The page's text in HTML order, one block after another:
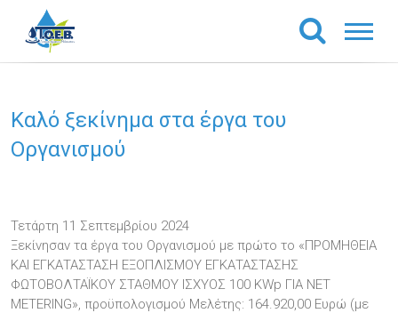
Καλό ξεκίνημα στα έργα του
Οργανισμού
Τετάρτη 11 Σεπτεμβρίου 2024
Ξεκίνησαν τα έργα του Οργανισμού με πρώτο το «ΠΡΟΜΗΘΕΙΑ
ΚΑΙ ΕΓΚΑΤΑΣΤΑΣΗ ΕΞΟΠΛΙΣΜΟΥ ΕΓΚΑΤΑΣΤΑΣΗΣ
ΦΩΤΟΒΟΛΤΑΪΚΟΥ ΣΤΑΘΜΟΥ ΙΣΧΥΟΣ 100 KWp ΓΙΑ NΕΤ
MΕTERING», προϋπολογισμού Μελέτης: 164.920,00 Ευρώ (με